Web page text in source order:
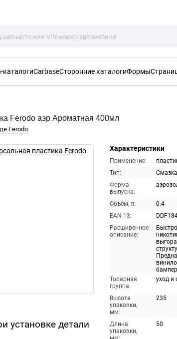
каталогиCarbaseСторонние каталогиФормы
Ferodo аэр Ароматная 400мл
Ferodo
установке детали
Характеристики
Применение:
Тип:
Форма
выпуска:
Объём, л:
0.4
EAN-13:
Расширенное
описание:
Товарная
группа:
уход и
Высота
упаковки,
мм:
235
Длина
упаковки,
50